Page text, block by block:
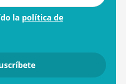
la política de